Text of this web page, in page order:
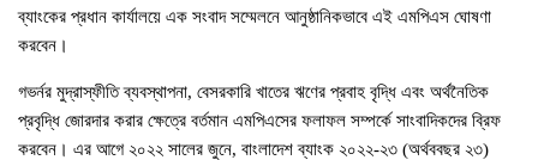
ব্যাংকের প্রধান কার্যালয়ে এক সংবাদ সম্মেলনে আনুষ্ঠানিকভাবে এই এমপিএস ঘোষণা
করবেন।
গভর্নর মুদ্রাস্ফীতি ব্যবস্থাপনা, বেসরকারি খাতের ঋণের প্রবাহ বৃদ্ধি এবং অর্থনৈতিক
প্রবৃদ্ধি জোরদার করার ক্ষেত্রে বর্তমান এমপিএসের ফলাফল সম্পর্কে সাংবাদিকদের ব্রিফ
করবেন। এর আগে ২০২২ সালের জুনে, বাংলাদেশ ব্যাংক ২০২২-২৩ (অর্থববছর ২৩)